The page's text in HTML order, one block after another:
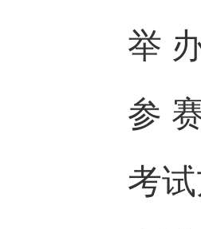
举
参
考